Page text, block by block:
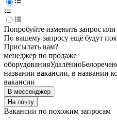
Попробуйте изменить запрос
По вашему запросу ещё будут
Присылать вам?
менеджер по продаже
оборудованияУдалённо
названии вакансии, в названии
вакансии
В мессенджер
На почту
Вакансии по похожим запросам